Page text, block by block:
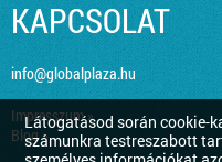
Látogatásod során cookie-
számunkra testreszabott
KAPCSOLAT
info@globalplaza.hu
Impresszum »
Blog »